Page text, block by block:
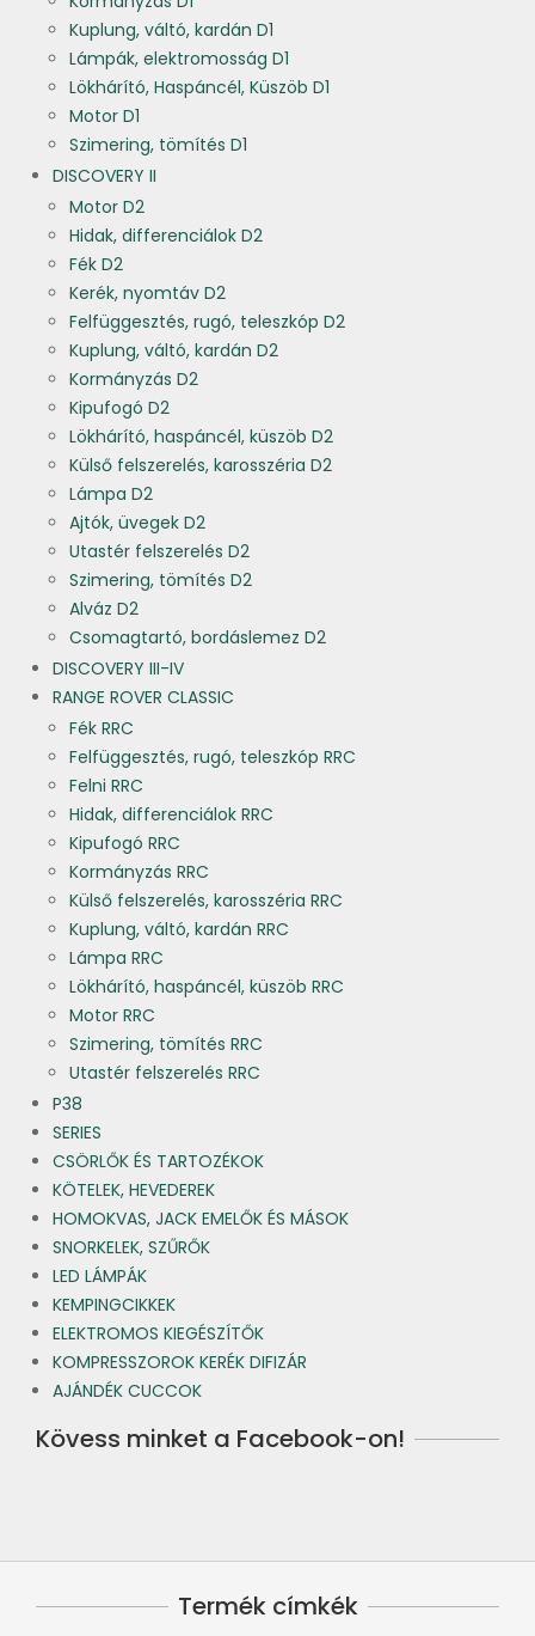
Kuplung, váltó, kardán D1
Lámpák, elektromosság D1
Lökhárító, Haspáncél, Küszöb D1
Motor D1
Szimering, tömítés D1
DISCOVERY II
Motor D2
Hidak, differenciálok D2
Fék D2
Kerék, nyomtáv D2
Felfüggesztés, rugó, teleszkóp D2
Kuplung, váltó, kardán D2
Kormányzás D2
Kipufogó D2
Lökhárító, haspáncél, küszöb D2
Külső felszerelés, karosszéria D2
Lámpa D2
Ajtók, üvegek D2
Utastér felszerelés D2
Szimering, tömítés D2
Alváz D2
Csomagtartó, bordáslemez D2
DISCOVERY III-IV
RANGE ROVER CLASSIC
Fék RRC
Felfüggesztés, rugó, teleszkóp RRC
Felni RRC
Hidak, differenciálok RRC
Kipufogó RRC
Kormányzás RRC
Külső felszerelés, karosszéria RRC
Kuplung, váltó, kardán RRC
Lámpa RRC
Lökhárító, haspáncél, küszöb RRC
Motor RRC
Szimering, tömítés RRC
Utastér felszerelés RRC
P38
SERIES
CSÖRLŐK ÉS TARTOZÉKOK
KÖTELEK, HEVEDEREK
HOMOKVAS, JACK EMELŐK ÉS MÁSOK
SNORKELEK, SZŰRŐK
LED LÁMPÁK
KEMPINGCIKKEK
ELEKTROMOS KIEGÉSZÍTŐK
KOMPRESSZOROK KERÉK DIFIZÁR
AJÁNDÉK CUCCOK
Kövess minket a Facebook-on!
Termék címkék